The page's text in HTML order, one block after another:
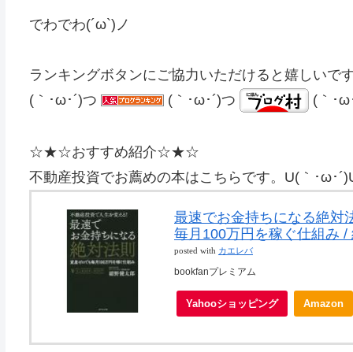
でわでわ(´ω`)ノ
ランキングボタンにご協力いただけると嬉しいで
(｀･ω･´)つ
(｀･ω･´)つ (｀･ω
☆★☆おすすめ紹介☆★☆
不動産投資でお薦めの本はこちらです。U(｀･ω･
最速でお金持ちになる絶対
毎月100万円を稼ぐ仕組み /
posted with カエレバ
bookfanプレミアム
Yahooショッピング Amazon